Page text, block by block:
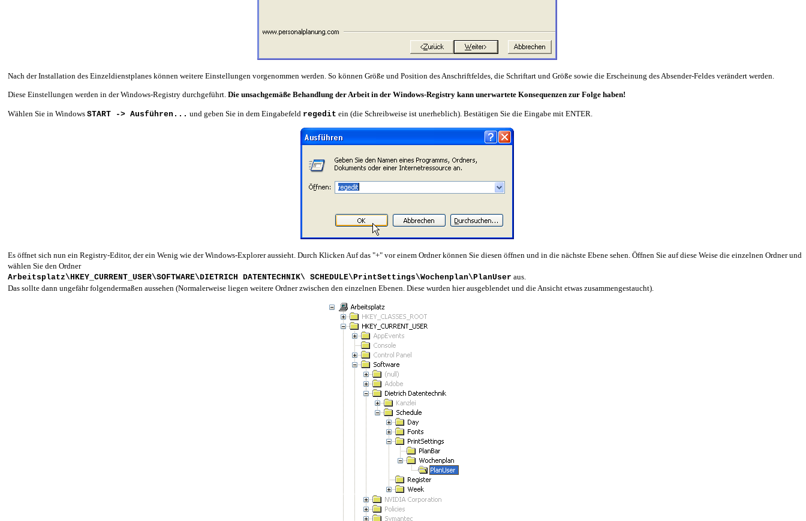
Nach der Installation des Einzeldienstplanes können weitere Einstellungen vorgenommen werden. So können Größe und Position des Anschriftfeldes, die Schriftart und Größe sowie die Erscheinung des Absender-Feldes verändert werden.
Diese Einstellungen werden in der Windows-Registry durchgeführt.Die unsachgemäße Behandlung der Arbeit in der Windows-Registry kann unerwartete Konsequenzen zur Folge haben!
Wählen Sie in WindowsSTART -> Ausführen... und geben Sie in dem Eingabefeld regedit ein (die Schreibweise ist unerheblich). Bestätigen Sie die Eingabe mit ENTER.
Es öffnet sich nun ein Registry-Editor, der ein Wenig wie der Windows-Explorer aussieht. Durch Klicken Auf das "+" vor einem Ordner können Sie diesen öffnen und in die nächste Ebene sehen. Öffnen Sie auf diese Weise die einzelnen Ordner und
wählen Sie den Ordner
Arbeitsplatz\HKEY_CURRENT_USER\SOFTWARE\DIETRICH DATENTECHNIK\ SCHEDULE\PrintSettings\Wochenplan\PlanUser aus.
Das sollte dann ungefähr folgendermaßen aussehen (Normalerweise liegen weitere Ordner zwischen den einzelnen Ebenen. Diese wurden hier ausgeblendet und die Ansicht etwas zusammengestaucht).